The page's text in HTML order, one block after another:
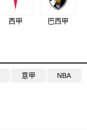
西甲 巴西甲
意甲 NBA